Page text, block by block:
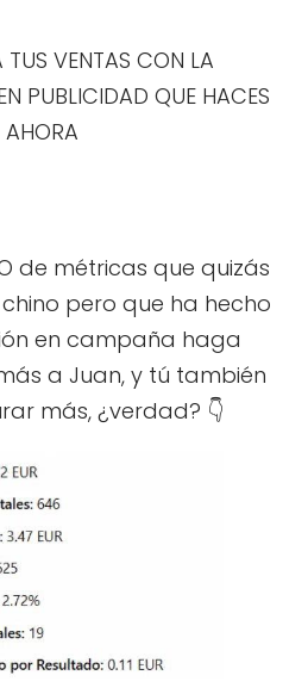
TUS VENTAS CON LA
PUBLICIDAD QUE HACES
AHORA
de métricas que quizás
pero que ha hecho
en campaña haga
a Juan, y tú también
más, ¿verdad? 👇